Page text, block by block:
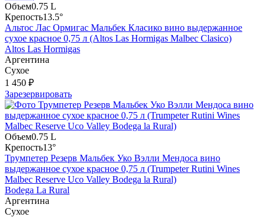
Объем0.75 L
Крепость13.5°
Альтос Лас Ормигас Мальбек Класико вино выдержанное
сухое красное 0,75 л (Altos Las Hormigas Malbec Clasico)
Altos Las Hormigas
Аргентина
Сухое
1 450 ₽
Зарезервировать
Объем0.75 L
Крепость13°
Трумпетер Резерв Мальбек Уко Вэлли Мендоса вино
выдержанное сухое красное 0,75 л (Trumpeter Rutini Wines
Malbec Reserve Uco Valley Bodega la Rural)
Bodega La Rural
Аргентина
Сухое